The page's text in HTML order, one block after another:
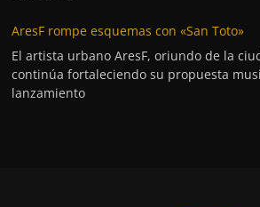
AresF rompe esquemas con «San Toto»
El artista urbano AresF, oriundo de la
continúa fortaleciendo su propuesta
lanzamiento